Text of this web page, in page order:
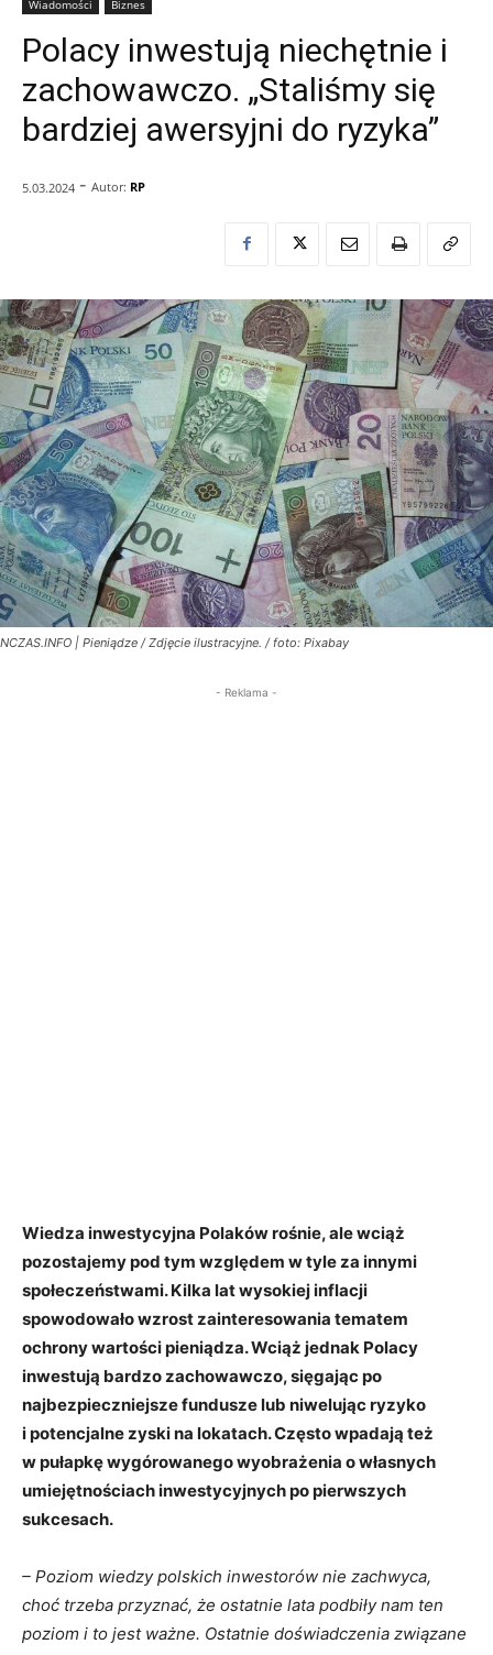
Wiadomości Biznes
Polacy inwestują niechętnie i
zachowawczo. „Staliśmy się
bardziej awersyjni do ryzyka”
5.03.2024 - Autor: RP
NCZAS.INFO | Pieniądze / Zdjęcie ilustracyjne. / foto: Pixabay
- Reklama -
Wiedza inwestycyjna Polaków rośnie, ale wciąż
pozostajemy pod tym względem w tyle za innymi
społeczeństwami. Kilka lat wysokiej inflacji
spowodowało wzrost zainteresowania tematem
ochrony wartości pieniądza. Wciąż jednak Polacy
inwestują bardzo zachowawczo, sięgając po
najbezpieczniejsze fundusze lub niwelując ryzyko
i potencjalne zyski na lokatach. Często wpadają też
w pułapkę wygórowanego wyobrażenia o własnych
umiejętnościach inwestycyjnych po pierwszych
sukcesach.
– Poziom wiedzy polskich inwestorów nie zachwyca,
choć trzeba przyznać, że ostatnie lata podbiły nam ten
poziom i to jest ważne. Ostatnie doświadczenia związane